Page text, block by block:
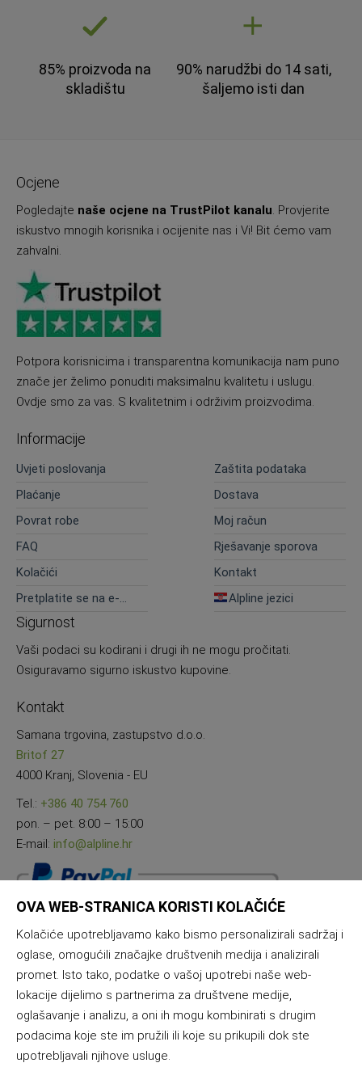
85% proizvoda na
skladištu
90% narudžbi do 14 sati,
šaljemo isti dan
Ocjene
Pogledajte naše ocjene na TrustPilot kanalu. Provjerite
iskustvo mnogih korisnika i ocijenite nas i Vi! Bit ćemo vam
zahvalni.
Potpora korisnicima i transparentna komunikacija nam puno
znače jer želimo ponuditi maksimalnu kvalitetu i uslugu.
Ovdje smo za vas. S kvalitetnim i održivim proizvodima.
Informacije
Uvjeti poslovanja
Zaštita podataka
Plaćanje
Dostava
Povrat robe
Moj račun
FAQ
Rješavanje sporova
Kolačići
Kontakt
Pretplatite se na e-
Alpline jezici
Sigurnost
Vaši podaci su kodirani i drugi ih ne mogu pročitati.
Osiguravamo sigurno iskustvo kupovine.
Kontakt
Samana trgovina, zastupstvo d.o.o.
Britof 27
4000 Kranj, Slovenia - EU
Tel.: +386 40 754 760
pon. – pet. 8:00 – 15:00
E-mail: info@alpline.hr
OVA WEB-STRANICA KORISTI KOLAČIĆE
Kolačiće upotrebljavamo kako bismo personalizirali sadržaj i
oglase, omogućili značajke društvenih medija i analizirali
promet. Isto tako, podatke o vašoj upotrebi naše web-
lokacije dijelimo s partnerima za društvene medije,
oglašavanje i analizu, a oni ih mogu kombinirati s drugim
podacima koje ste im pružili ili koje su prikupili dok ste
upotrebljavali njihove usluge.